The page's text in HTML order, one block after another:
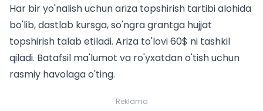
Har bir yo'nalish uchun ariza topshirish tartibi alohida
bo'lib, dastlab kursga, so'ngra grantga hujjat
topshirish talab etiladi. Ariza to'lovi 60$ ni tashkil
qiladi. Batafsil ma'lumot va ro'yxatdan o'tish uchun
rasmiy havolaga o'ting.
Reklama